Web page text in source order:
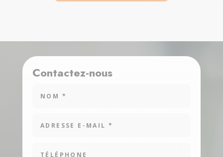
Contactez-nous